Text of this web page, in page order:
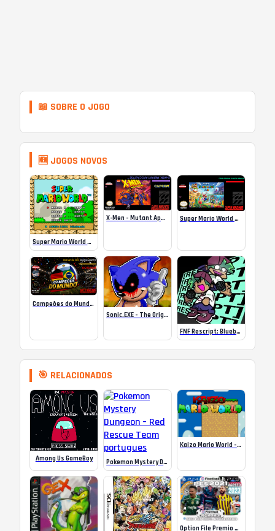
📖 SOBRE O JOGO
🆕 JOGOS NOVOS
Super Mario World SA-1 Online
X-Men – Mutant Apocalypse Rebalanced Online Super Mario World Mix Online
Campeões do Mundo (ISS) Online
Sonic.EXE – The Original Game Online
FNF Rescript: Blueballed
🎯 RELACIONADOS
Among Us GameBoy Pokemon Mystery Dungeon – Red Rescue Team portugues
Kaizo Mario World – Super Nintendo (SNES) Game
Option File Premio Pes 2021 100% Atualização 2023!